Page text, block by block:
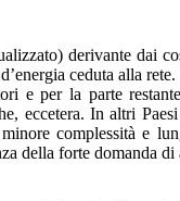
derivante dai
ceduta alla rete.
e per la parte
eccetera. In altri
complessità e
della forte domanda di